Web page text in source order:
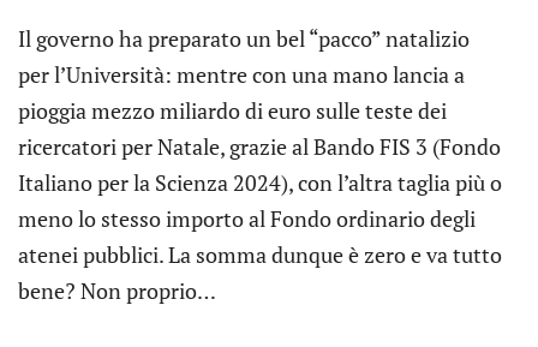
Il governo ha preparato un bel “pacco” natalizio
per l’Università: mentre con una mano lancia a
pioggia mezzo miliardo di euro sulle teste dei
ricercatori per Natale, grazie al Bando FIS 3 (Fondo
Italiano per la Scienza 2024), con l’altra taglia più o
meno lo stesso importo al Fondo ordinario degli
atenei pubblici. La somma dunque è zero e va tutto
bene? Non proprio…